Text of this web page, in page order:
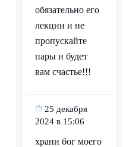
обязательно его
лекции и не
пропускайте
пары и будет
вам счастье!!!
25 декабря
2024 в 15:06
храни бог моего